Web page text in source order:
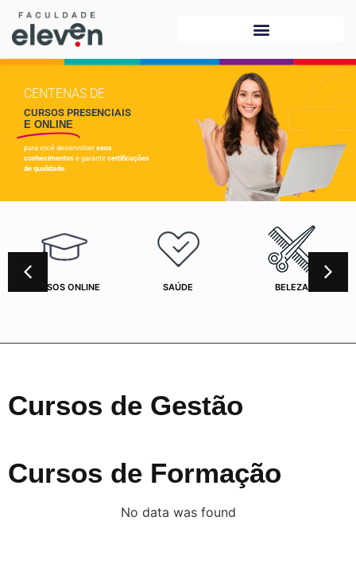
CENTENAS DE
CURSOS PRESENCIAIS
E ONLINE
para você desenvolver seus
conhecimentos e garantir certificações
de qualidade.
CURSOS ONLINE SAÚDE BELEZA
Cursos de Gestão
Cursos de Formação
No data was found